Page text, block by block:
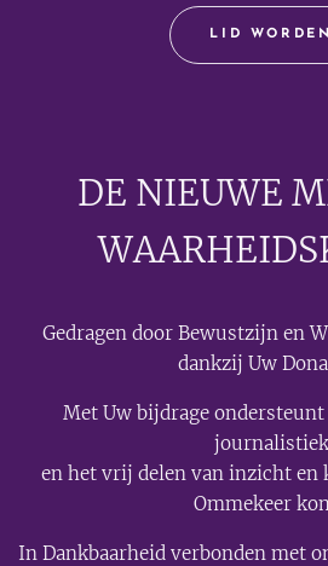
LID WORDEN
DE NIEUWE
Gedragen door Bewustzijn en
dankzij Uw
Met Uw bijdrage
journalistiek
en het vrij delen van inzicht en
Ommekeer
In Dankbaarheid verbonden met